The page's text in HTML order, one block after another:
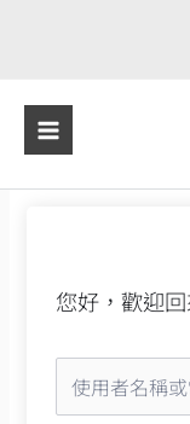
您好，歡迎回